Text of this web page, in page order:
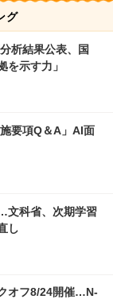
グ
析結果公表、国
を示す力」
要項Q＆A」AI面
文科省、次期学習
し
オフ8/24開催…N-